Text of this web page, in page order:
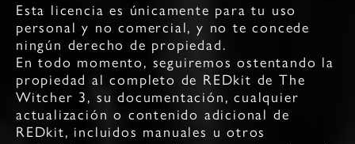
Esta licencia es únicamente para tu uso
personal y no comercial, y no te concede
ningún derecho de propiedad.
En todo momento, seguiremos ostentando la
propiedad al completo de REDkit de The
Witcher 3, su documentación, cualquier
actualización o contenido adicional de
REDkit, incluidos manuales u otros